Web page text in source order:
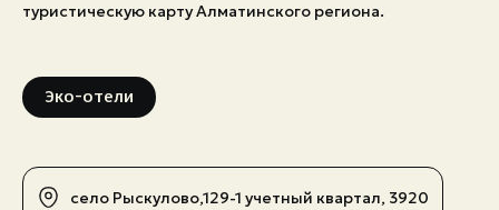
туристическую карту Алматинского региона.
Эко-отели
село Рыскулово,129-1 учетный квартал, 3920